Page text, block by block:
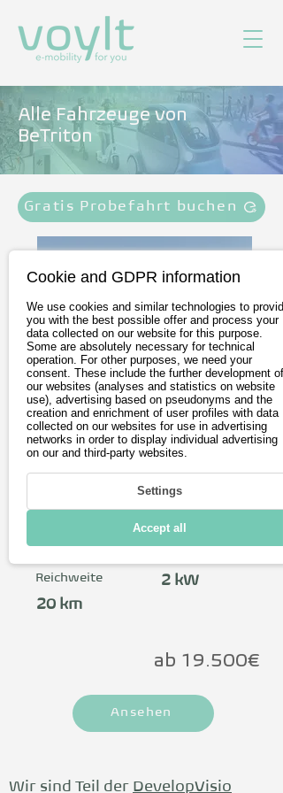
Alle Fahrzeuge von
BeTriton
Gratis Probefahrt buchen
BeTriton
Der BeTriton kombiniert drei
Funktionen: Unterkunft für zwei
Personen, Bootfahren und
Radfahren. BeTRITON ist perfekt für
aktive Naturliebhaber, Paare auf der
Suche nach einem romantischen
Kurzurlaub und Familien, die
lebenslange Erinnerungen schaffen
wollen. Du kannst das
ausgewählten Standorten mieten.
möglich. Es gibt unterschiedliche
Varianten: ein vollständiges Fahrzeug
Reichweite
20 km
2 kW
ab 19.500€
Ansehen
Wir sind Teil der DevelopVisio
Cookie and GDPR information
We use cookies and similar technologies to provide
you with the best possible offer and process your
data collected on our website for this purpose.
Some are absolutely necessary for technical
operation. For other purposes, we need your
consent. These include the further development of
our websites (analyses and statistics on website
use), advertising based on pseudonyms and the
creation and enrichment of user profiles with data
collected on our websites for use in advertising
networks in order to display individual advertising
on our and third-party websites.
Settings
Accept all